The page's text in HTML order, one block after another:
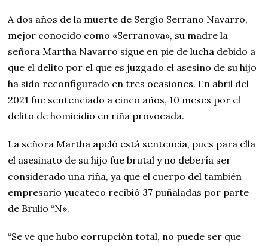
A dos años de la muerte de Sergio Serrano Navarro,
mejor conocido como «Serranova», su madre la
señora Martha Navarro sigue en pie de lucha debido a
que el delito por el que es juzgado el asesino de su hijo
ha sido reconfigurado en tres ocasiones. En abril del
2021 fue sentenciado a cinco años, 10 meses por el
delito de homicidio en riña provocada.
La señora Martha apeló está sentencia, pues para ella
el asesinato de su hijo fue brutal y no debería ser
considerado una riña, ya que el cuerpo del también
empresario yucateco recibió 37 puñaladas por parte
de Brulio “N».
“Se ve que hubo corrupción total, no puede ser que